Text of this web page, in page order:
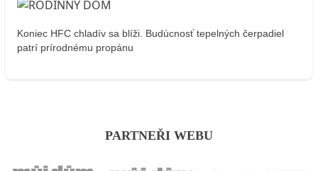
Koniec HFC chladív sa blíži. Budúcnosť tepelných čerpadiel
patrí prírodnému propánu
PARTNEŘI WEBU